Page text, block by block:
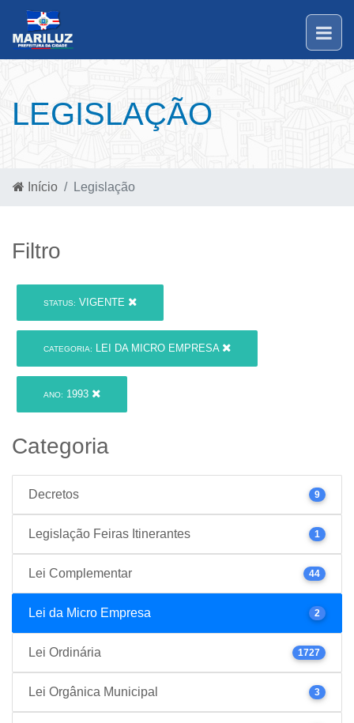
LEGISLAÇÃO
Início Legislação
Filtro
STATUS: VIGENTE
CATEGORIA: LEI DA MICRO EMPRESA
ANO: 1993
Categoria
Decretos 9
Legislação Feiras Itinerantes 1
Lei Complementar 44
Lei da Micro Empresa 2
Lei Ordinária 1727
Lei Orgânica Municipal 3